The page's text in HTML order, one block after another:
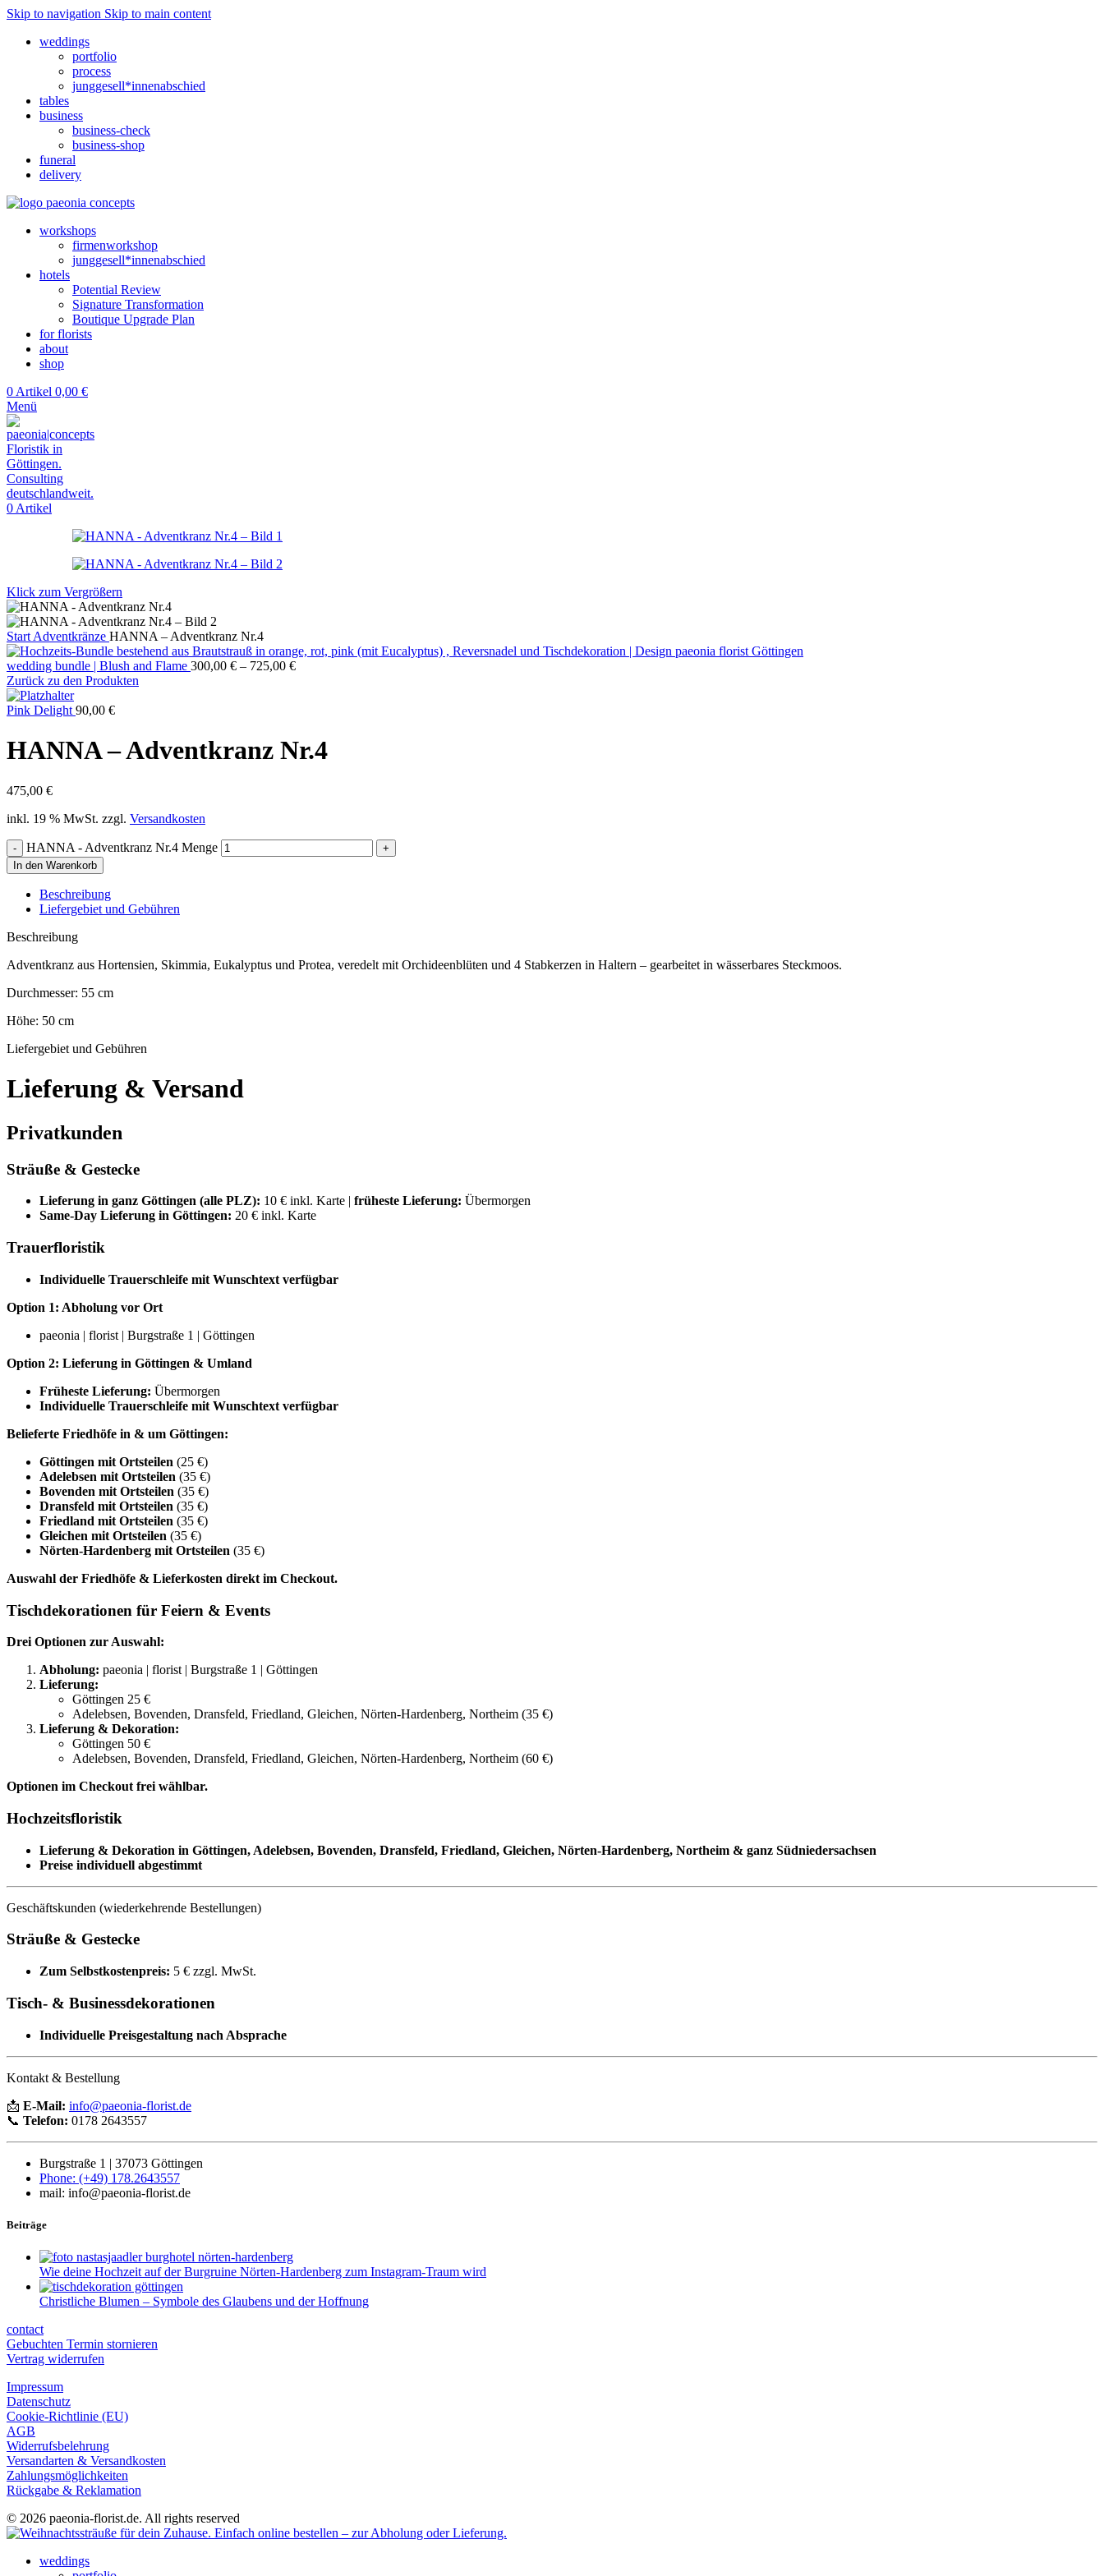
Skip to navigation Skip to main content
weddings
portfolio
process
junggesell*innenabschied
tables
business
business-check
business-shop
funeral
delivery
workshops
firmenworkshop
junggesell*innenabschied
hotels
Potential Review
Signature Transformation
Boutique Upgrade Plan
for florists
about
shop
0 Artikel 0,00 €
Menü
0 Artikel
Klick zum Vergrößern
Start Adventkränze HANNA – Adventkranz Nr.4
wedding bundle | Blush and Flame 300,00 € – 725,00 €
Zurück zu den Produkten
Pink Delight 90,00 €
HANNA – Adventkranz Nr.4
475,00 €
inkl. 19 % MwSt. zzgl. Versandkosten
HANNA - Adventkranz Nr.4 Menge
In den Warenkorb
Beschreibung
Liefergebiet und Gebühren
Beschreibung
Adventkranz aus Hortensien, Skimmia, Eukalyptus und Protea, veredelt mit Orchideenblüten und 4 Stabkerzen in Haltern – gearbeitet in wässerbares Steckmoos.
Durchmesser: 55 cm
Höhe: 50 cm
Liefergebiet und Gebühren
Lieferung & Versand
Privatkunden
Sträuße & Gestecke
Lieferung in ganz Göttingen (alle PLZ): 10 € inkl. Karte | früheste Lieferung: Übermorgen
Same-Day Lieferung in Göttingen: 20 € inkl. Karte
Trauerfloristik
Individuelle Trauerschleife mit Wunschtext verfügbar
Option 1: Abholung vor Ort
paeonia | florist | Burgstraße 1 | Göttingen
Option 2: Lieferung in Göttingen & Umland
Früheste Lieferung: Übermorgen
Individuelle Trauerschleife mit Wunschtext verfügbar
Belieferte Friedhöfe in & um Göttingen:
Göttingen mit Ortsteilen (25 €)
Adelebsen mit Ortsteilen (35 €)
Bovenden mit Ortsteilen (35 €)
Dransfeld mit Ortsteilen (35 €)
Friedland mit Ortsteilen (35 €)
Gleichen mit Ortsteilen (35 €)
Nörten-Hardenberg mit Ortsteilen (35 €)
Auswahl der Friedhöfe & Lieferkosten direkt im Checkout.
Tischdekorationen für Feiern & Events
Drei Optionen zur Auswahl:
Abholung: paeonia | florist | Burgstraße 1 | Göttingen
Lieferung:
Göttingen 25 €
Adelebsen, Bovenden, Dransfeld, Friedland, Gleichen, Nörten-Hardenberg, Northeim (35 €)
Lieferung & Dekoration:
Göttingen 50 €
Adelebsen, Bovenden, Dransfeld, Friedland, Gleichen, Nörten-Hardenberg, Northeim (60 €)
Optionen im Checkout frei wählbar.
Hochzeitsfloristik
Lieferung & Dekoration in Göttingen, Adelebsen, Bovenden, Dransfeld, Friedland, Gleichen, Nörten-Hardenberg, Northeim & ganz Südniedersachsen
Preise individuell abgestimmt
Geschäftskunden (wiederkehrende Bestellungen)
Sträuße & Gestecke
Zum Selbstkostenpreis: 5 € zzgl. MwSt.
Tisch- & Businessdekorationen
Individuelle Preisgestaltung nach Absprache
Kontakt & Bestellung
📩 E-Mail: info@paeonia-florist.de
📞 Telefon: 0178 2643557
Burgstraße 1 | 37073 Göttingen
Phone: (+49) 178.2643557
mail: info@paeonia-florist.de
Beiträge
Wie deine Hochzeit auf der Burgruine Nörten-Hardenberg zum Instagram-Traum wird
Christliche Blumen – Symbole des Glaubens und der Hoffnung
contact
Gebuchten Termin stornieren
Vertrag widerrufen
Impressum
Datenschutz
Cookie-Richtlinie (EU)
AGB
Widerrufsbelehrung
Versandarten & Versandkosten
Zahlungsmöglichkeiten
Rückgabe & Reklamation
© 2026 paeonia-florist.de. All rights reserved
weddings